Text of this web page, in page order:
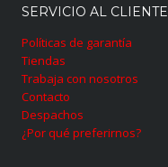
SERVICIO AL CLIENTE
Políticas de garantía
Tiendas
Trabaja con nosotros
Contacto
Despachos
¿Por qué preferirnos?